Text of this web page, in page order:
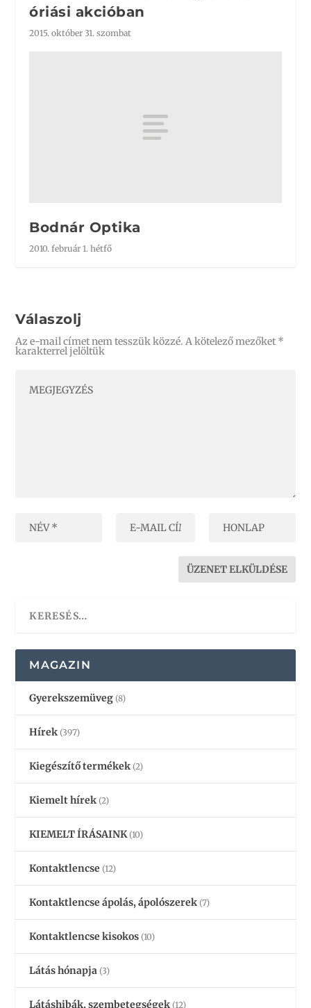
óriási akcióban
2015. október 31. szombat
Bodnár Optika
2010. február 1. hétfő
Válaszolj
Az e-mail címet nem tesszük közzé. A kötelező mezőket *
karakterrel jelöltük
MAGAZIN
Gyerekszemüveg (8)
Hírek (397)
Kiegészítő termékek (2)
Kiemelt hírek (2)
KIEMELT ÍRÁSAINK (10)
Kontaktlencse (12)
Kontaktlencse ápolás, ápolószerek (7)
Kontaktlencse kisokos (10)
Látás hónapja (3)
Látáshibák, szembetegségek (12)